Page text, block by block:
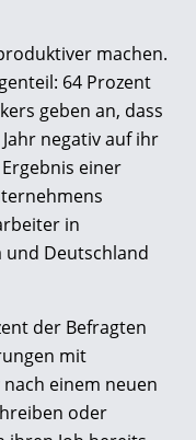
machen.
64 Prozent
geben an, dass
negativ auf ihr
einer
in
und Deutschland
der Befragten
mit
einem neuen
oder